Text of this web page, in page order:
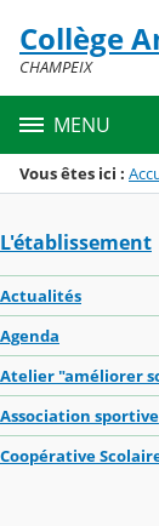
Menu de la
Contenu
Collège
CHAMPEIX
MENU
Vous êtes ici :
L'établissement
Actualités
Agenda
Atelier "améliorer
Association sportive
Coopérative